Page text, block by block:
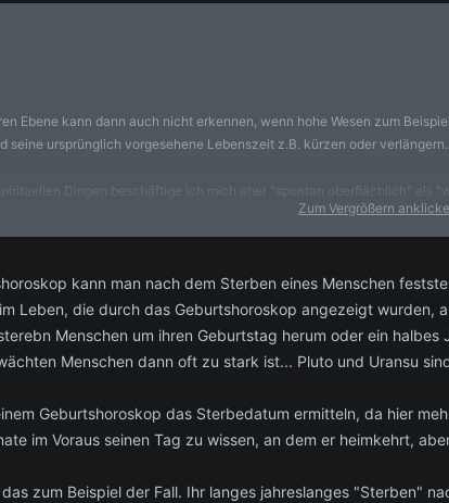
Ebene kann dann auch nicht erkennen, wenn hohe Wesen zum
seine ursprünglich vorgesehene Lebenszeit z.B. kürzen oder
Dingen beschäftige ich mich eher "spontan oberflächlich" als
zu ersehen. Da ich meinen nicht wissen möchte, habe ich
klingt gigantisch.
sind und was für eine Gesinnung (zu wem) gemeint ist.
Zum Vergrößern
kann man nach dem Sterben eines Menschen
Leben, die durch das Geburtshoroskop angezeigt
Menschen um ihren Geburtstag herum oder ein
Menschen dann oft zu stark ist... Pluto und Uransu
Geburtshoroskop das Sterbedatum ermitteln, da hier
im Voraus seinen Tag zu wissen, an dem er heimkehrt,
das zum Beispiel der Fall. Ihr langes jahreslanges "Sterben"